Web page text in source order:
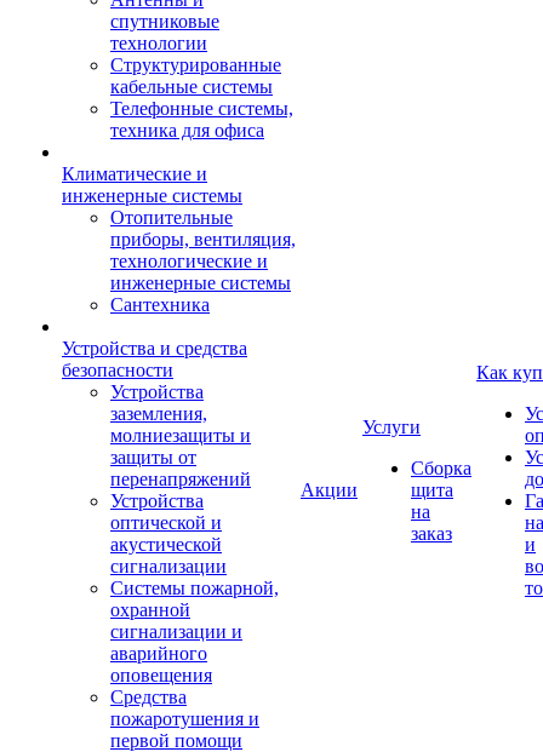
спутниковые
технологии
Структурированные
кабельные системы
Телефонные системы,
техника для офиса
Климатические и
инженерные системы
Отопительные
приборы, вентиляция,
технологические и
инженерные системы
Сантехника
Устройства и средства
безопасности
Устройства
заземления,
молниезащиты и
защиты от
перенапряжений
Устройства
оптической и
акустической
сигнализации
Системы пожарной,
охранной
сигнализации и
аварийного
оповещения
Средства
пожаротушения и
первой помощи
Акции
Услуги
Сборка
щита
на
заказ
Как
и